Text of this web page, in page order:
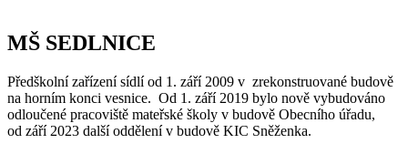
MŠ SEDLNICE
Předškolní zařízení sídlí od 1. září 2009 v zrekonstruované budově
na horním konci vesnice. Od 1. září 2019 bylo nově vybudováno
odloučené pracoviště mateřské školy v budově Obecního úřadu,
od září 2023 další oddělení v budově KIC Sněženka.